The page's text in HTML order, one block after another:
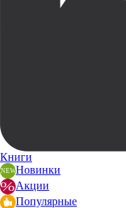
Книги
Новинки
Акции
Популярные